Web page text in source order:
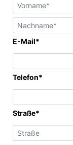
E-Mail*
Telefon*
Straße*